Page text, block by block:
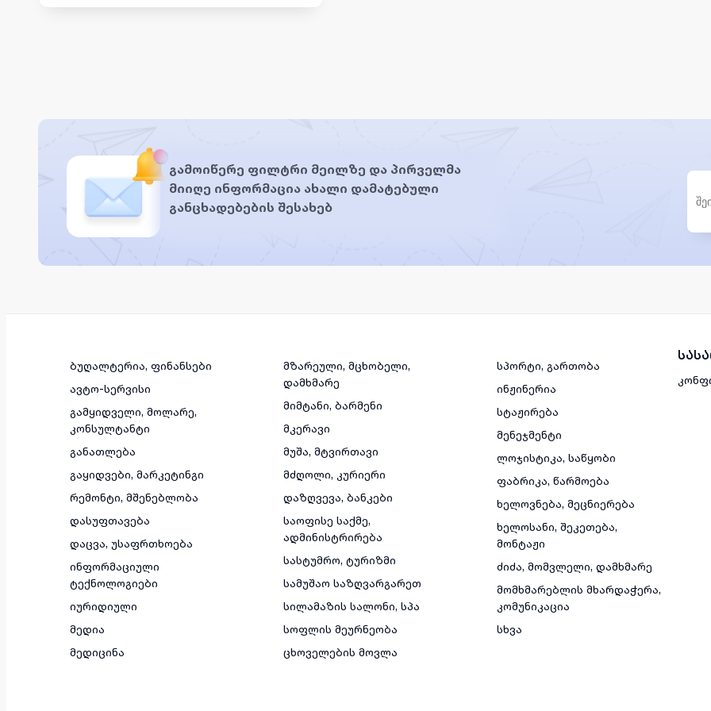
გამოიწერე ფილტრი მეილზე და პირველმა
მიიღე ინფორმაცია ახალი დამატებული
განცხადებების შესახებ
ბუღალტერია, ფინანსები
ავტო-სერვისი
გამყიდველი, მოლარე,
კონსულტანტი
განათლება
გაყიდვები, მარკეტინგი
რემონტი, მშენებლობა
დასუფთავება
დაცვა, უსაფრთხოება
ინფორმაციული
ტექნოლოგიები
იურიდიული
მედია
მედიცინა
მზარეული, მცხობელი,
დამხმარე
მიმტანი, ბარმენი
მკერავი
მუშა, მტვირთავი
მძღოლი, კურიერი
დაზღვევა, ბანკები
საოფისე საქმე,
ადმინისტრირება
სასტუმრო, ტურიზმი
სამუშაო საზღვარგარეთ
სილამაზის სალონი, სპა
სოფლის მეურნეობა
ცხოველების მოვლა
სპორტი, გართობა
ინჟინერია
სტაჟირება
მენეჯმენტი
ლოჯისტიკა, საწყობი
ფაბრიკა, წარმოება
ხელოვნება, მეცნიერება
ხელოსანი, შეკეთება,
მონტაჟი
ძიძა, მომვლელი, დამხმარე
მომხმარებლის მხარდაჭერა,
კომუნიკაცია
სხვა